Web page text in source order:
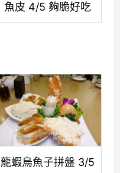
魚皮 4/5 夠脆好吃
龍蝦烏魚子拼盤 3/5